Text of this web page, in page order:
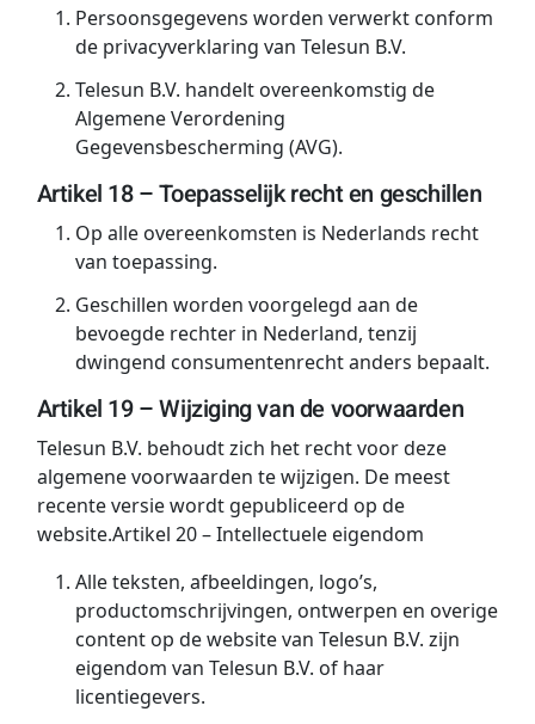
Persoonsgegevens worden verwerkt conform
de privacyverklaring van Telesun B.V.
Telesun B.V. handelt overeenkomstig de
Algemene Verordening
Gegevensbescherming (AVG).
Artikel 18 – Toepasselijk recht en geschillen
Op alle overeenkomsten is Nederlands recht
van toepassing.
Geschillen worden voorgelegd aan de
bevoegde rechter in Nederland, tenzij
dwingend consumentenrecht anders bepaalt.
Artikel 19 – Wijziging van de voorwaarden
Telesun B.V. behoudt zich het recht voor deze
algemene voorwaarden te wijzigen. De meest
recente versie wordt gepubliceerd op de
website.Artikel 20 – Intellectuele eigendom
Alle teksten, afbeeldingen, logo’s,
productomschrijvingen, ontwerpen en overige
content op de website van Telesun B.V. zijn
eigendom van Telesun B.V. of haar
licentiegevers.